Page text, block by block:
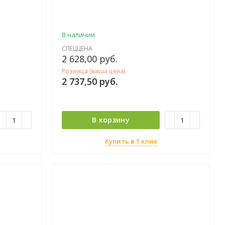
В наличии
СПЕЦЦЕНА
2 628,00 руб.
Розница (ваша цена)
2 737,50 руб.
В корзину
Купить в 1 клик